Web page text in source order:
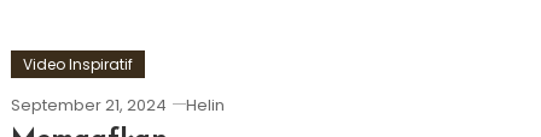
Video Inspiratif
September 21, 2024 Helin